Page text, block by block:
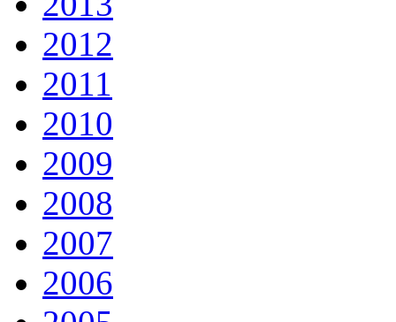
2012
2011
2010
2009
2008
2007
2006